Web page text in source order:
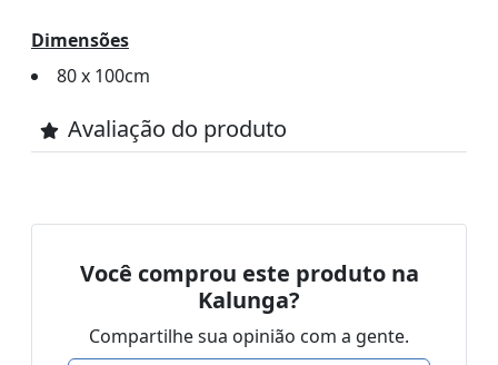
Dimensões
80 x 100cm
Avaliação do produto
Você comprou este produto na
Kalunga?
Compartilhe sua opinião com a gente.